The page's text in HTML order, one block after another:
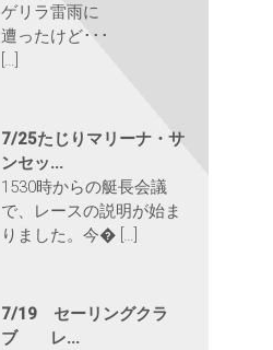
ゲリラ雷雨に
遭ったけど･･･
[…]
7/25たじりマリーナ・サ
ンセッ...
1530時からの艇長会議
で、レースの説明が始ま
りました。今� […]
7/19 セーリングクラ
ブ レ...